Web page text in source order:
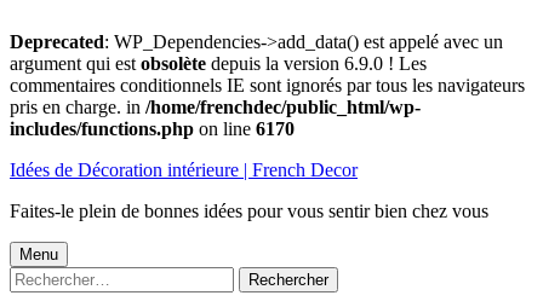
Deprecated: WP_Dependencies->add_data() est appelé avec un
argument qui est obsolète depuis la version 6.9.0 ! Les
commentaires conditionnels IE sont ignorés par tous les navigateurs
pris en charge. in /home/frenchdec/public_html/wp-
includes/functions.php on line 6170
au
Idées de Décoration intérieure | French Decor
Faites-le plein de bonnes idées pour vous sentir bien chez vous
Menu
principal
Menu
Rechercher :